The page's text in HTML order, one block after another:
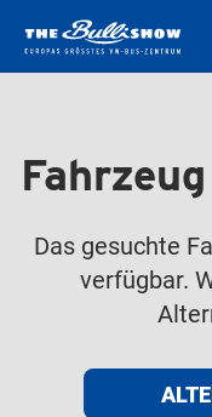
Das gesuchte
verfügbar.